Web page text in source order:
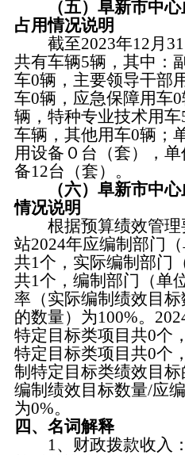
（五）阜新市中心
占用情况说明
截至2023年12月31
共有车辆5辆，其中：
车0辆，主要领导干部
车0辆，应急保障用车
辆，特种专业技术用
车辆，其他用车0辆；
用设备０台（套），
备12台（套）。
（六）阜新市中心
情况说明
根据预算绩效管理
站2024年应编制部门
共1个，实际编制部门
共1个，编制部门（单
率（实际编制绩效目
的数量）为100%。
特定目标类项目共0个
特定目标类项目共0个
制特定目标类绩效目
编制绩效目标数量/应
为0%。
四、名词解释
1、财政拨款收入：